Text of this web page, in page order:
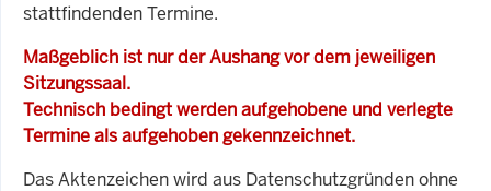
stattfindenden Termine.
Maßgeblich ist nur der Aushang vor dem jeweiligen
Sitzungssaal.
Technisch bedingt werden aufgehobene und verlegte
Termine als aufgehoben gekennzeichnet.
Das Aktenzeichen wird aus Datenschutzgründen ohne